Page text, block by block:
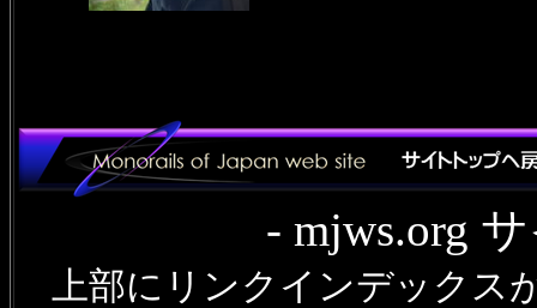
- mjws.org
上部にリンクインデックス